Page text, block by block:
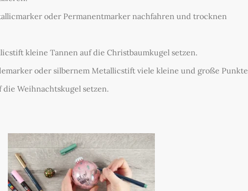
oder Permanentmarker nachfahren und trocknen
kleine Tannen auf die Christbaumkugel setzen.
oder silbernem Metallicstift viele kleine und große Punkte
die Weihnachtskugel setzen.